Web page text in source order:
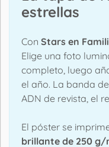
estrellas
Con Stars en
Elige una foto
completo, luego
el año. La banda
ADN de revista, el
El póster se
brillante de 250 g/